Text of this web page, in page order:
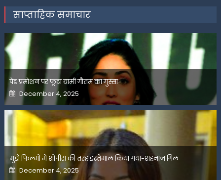
साप्ताहिक समाचार
पेड प्रमोशन पर फूटा यामी गौतम का गुस्सा
Posted
on
December 4, 2025
मुझे फिल्मों में शोपीस की तरह इस्तेमाल किया गया-शहनाज गिल
Posted
on
December 4, 2025